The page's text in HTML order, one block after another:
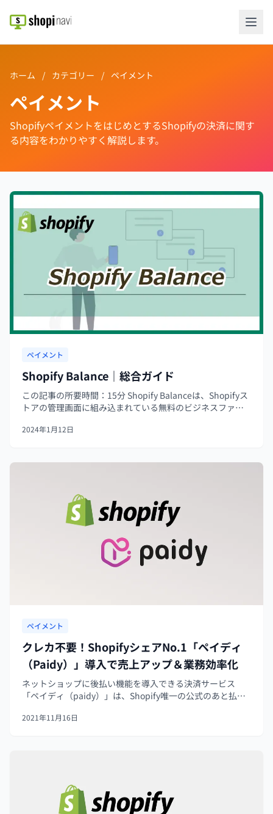
ホーム / カテゴリー / ペイメント
ペイメント
ShopifyペイメントをはじめとするShopifyの決済に関す
る内容をわかりやすく解説します。
ペイメント
Shopify Balance｜総合ガイド
この記事の所要時間：15分 Shopify Balanceは、Shopifyス
トアの管理画面に組み込まれている無料のビジネスファイ
イルデバイスから直接ビジネスの資金移動を行うこと...
2024年1月12日
ペイメント
クレカ不要！ShopifyシェアNo.1「ペイディ
（Paidy）」導入で売上アップ＆業務効率化
ネットショップに後払い機能を導入できる決済サービス
「ペイディ（paidy）」は、Shopify唯一の公式のあと払い
す。すでに1,500社以上が導入しています。本記事では、そ
2021年11月16日